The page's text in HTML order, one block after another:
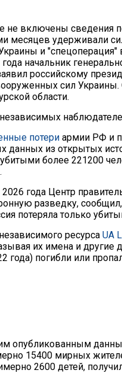
не включены сведения
месяцев удерживали
и
начальник
российскому
сил
области.
потери армии РФ и
данных из открытых
более 221200
года Центр
разведку,
потеряла только
ресурса UA
их имена и
года) погибли или
опубликованным
15400 мирных
2600 детей,